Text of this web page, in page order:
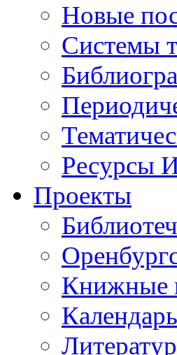
Новые
Cистемы
Ресурсы
Проекты
Книжные